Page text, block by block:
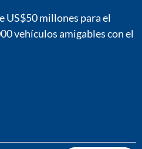
US$50 millones para el
vehículos amigables con el